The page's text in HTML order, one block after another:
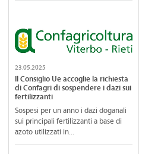
23.05.2025
Il Consiglio Ue accoglie la richiesta
di Confagri di sospendere i dazi sui
fertilizzanti
Sospesi per un anno i dazi doganali
sui principali fertilizzanti a base di
azoto utilizzati in...